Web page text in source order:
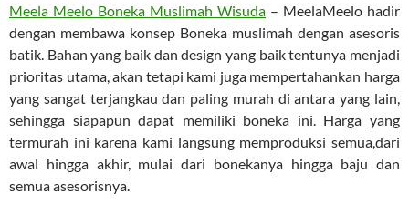
Meela Meelo Boneka Muslimah Wisuda – MeelaMeelo hadir
dengan membawa konsep Boneka muslimah dengan asesoris
batik. Bahan yang baik dan design yang baik tentunya menjadi
prioritas utama, akan tetapi kami juga mempertahankan harga
yang sangat terjangkau dan paling murah di antara yang lain,
sehingga siapapun dapat memiliki boneka ini. Harga yang
termurah ini karena kami langsung memproduksi semua,dari
awal hingga akhir, mulai dari bonekanya hingga baju dan
semua asesorisnya.